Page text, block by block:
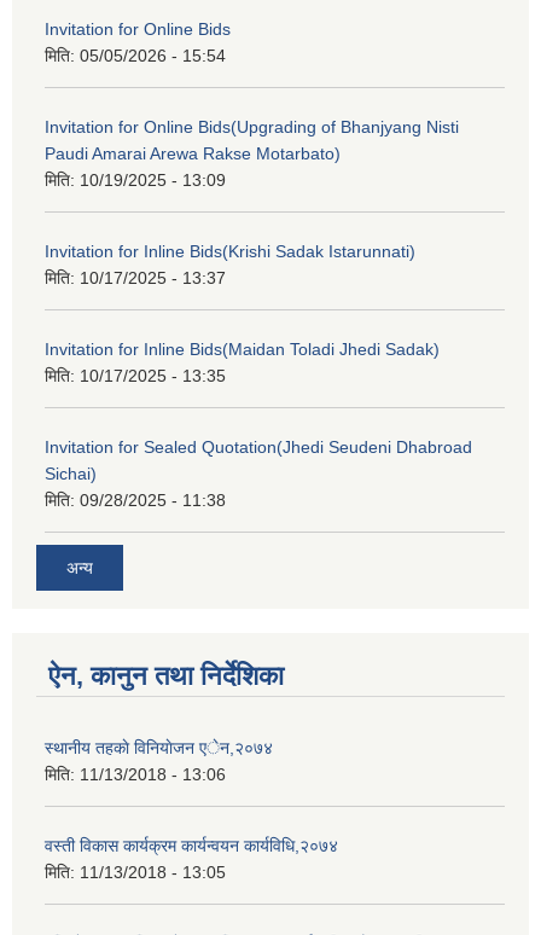
Invitation for Online Bids
मिति: 05/05/2026 - 15:54
Invitation for Online Bids(Upgrading of Bhanjyang Nisti
Paudi Amarai Arewa Rakse Motarbato)
मिति: 10/19/2025 - 13:09
Invitation for Inline Bids(Krishi Sadak Istarunnati)
मिति: 10/17/2025 - 13:37
Invitation for Inline Bids(Maidan Toladi Jhedi Sadak)
मिति: 10/17/2025 - 13:35
Invitation for Sealed Quotation(Jhedi Seudeni Dhabroad
Sichai)
मिति: 09/28/2025 - 11:38
अन्य
ऐन, कानुन तथा निर्देशिका
स्थानीय तहकाे विनियाेजन एेन,२०७४
मिति: 11/13/2018 - 13:06
वस्ती विकास कार्यक्रम कार्यन्वयन कार्यविधि,२०७४
मिति: 11/13/2018 - 13:05